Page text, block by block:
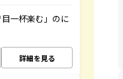
一杯楽む」のに
詳細を見る